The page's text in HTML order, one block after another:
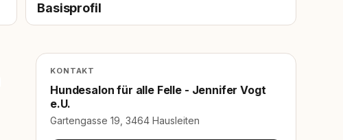
Basisprofil
KONTAKT
Hundesalon für alle Felle - Jennifer Vogt
e.U.
Gartengasse 19, 3464 Hausleiten